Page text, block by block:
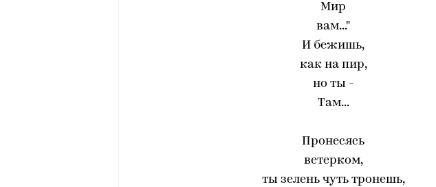
Мир
вам..."
И бежишь,
как на пир,
но ты -
Там...
Пронесясь
ветерком,
ты зелень чуть тронешь,